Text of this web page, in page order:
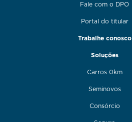
Fale com o DPO
Portal do titular
Trabalhe conosco
Soluções
Carros 0km
Seminovos
Consórcio